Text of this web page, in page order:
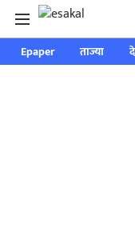
Epaper ताज्या